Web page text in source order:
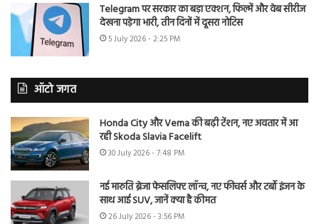
Telegram पर सरकार का बड़ा एक्शन, फिल्में और वेब सीरीज
देखना पड़ेगा भारी, तीन दिनों में दूसरा नोटिस
5 July 2026 - 2:25 PM
ऑटो जगत
Honda City और Verna की बढ़ी टेंशन, नए अवतार में आ
रही Skoda Slavia Facelift
30 July 2026 - 7:48 PM
नई मारुति ब्रेजा फेसलिफ्ट लॉन्च, नए फीचर्स और टर्बो इंजन के
साथ आई SUV, जानें क्या है कीमत
26 July 2026 - 3:56 PM